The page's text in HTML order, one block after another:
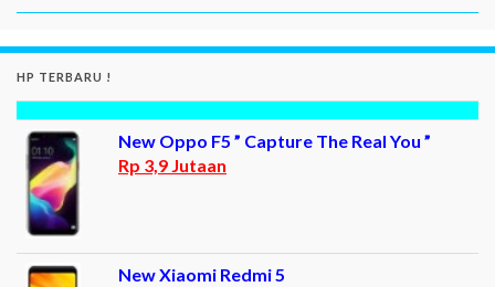
HP TERBARU !
New Oppo F5 ” Capture The Real You ”
Rp 3,9 Jutaan
New Xiaomi Redmi 5